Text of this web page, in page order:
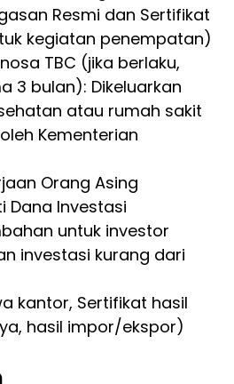
Resmi dan Sertifikat
kegiatan penempatan)
TBC (jika berlaku,
3 bulan): Dikeluarkan
atau rumah sakit
Kementerian
Orang Asing
Dana Investasi
untuk investor
investasi kurang dari
kantor, Sertifikat hasil
hasil impor/ekspor)